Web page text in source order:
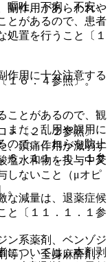
副作用があらわれや
１６．４参照〕。
＞〔２．２参照〕
、鎮痛作用が減弱す
塩水和物を投与中又
しないこと（μオピ
。
ン系薬剤、ベンゾジ
等）、全身麻酔剤、
嘔吐、下痢、不安、
とがあるので、患者
処置を行うこと〔１
用に十分注意する
ことがあるので、観
また、乱用や誤用に
ので、これらを防止
６、１１．１．１参
な減量は、退薬症候
と〔１１．１．１参
ついては、本剤剥